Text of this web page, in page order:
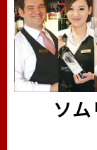
ソ